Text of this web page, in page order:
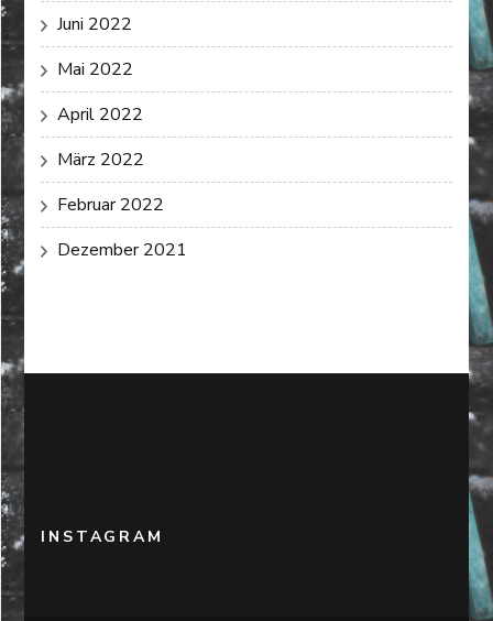
Juni 2022
Mai 2022
April 2022
März 2022
Februar 2022
Dezember 2021
INSTAGRAM